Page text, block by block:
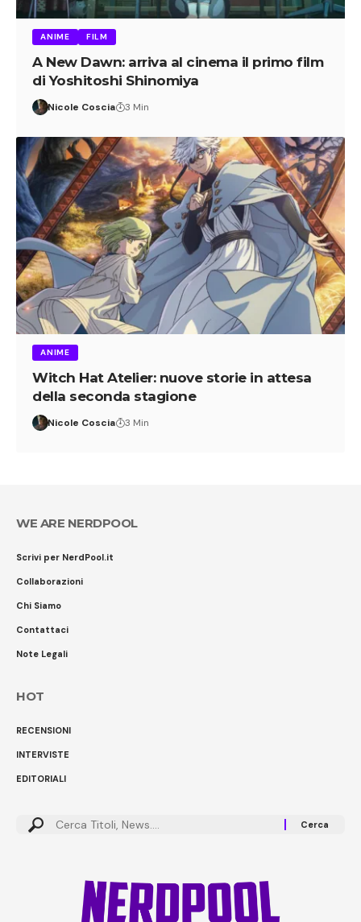
ANIME FILM
A New Dawn: arriva al cinema il primo film
di Yoshitoshi Shinomiya
Nicole Coscia 3 Min
ANIME
Witch Hat Atelier: nuove storie in attesa
della seconda stagione
Nicole Coscia 3 Min
WE ARE NERDPOOL
Scrivi per NerdPool.it
Collaborazioni
Chi Siamo
Contattaci
Note Legali
HOT
RECENSIONI
INTERVISTE
EDITORIALI